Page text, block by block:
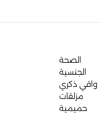
الصحة
الجنسية
واقي ذكري
مزلقات
حميمية